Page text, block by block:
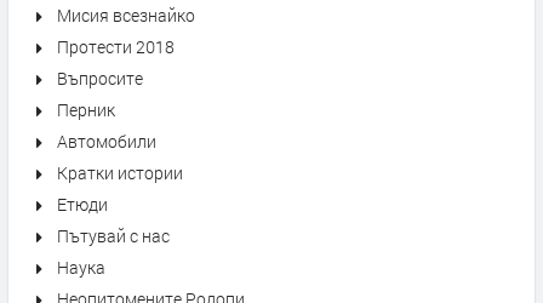
Мисия всезнайко
Протести 2018
Въпросите
Перник
Автомобили
Кратки истории
Етюди
Пътувай с нас
Наука